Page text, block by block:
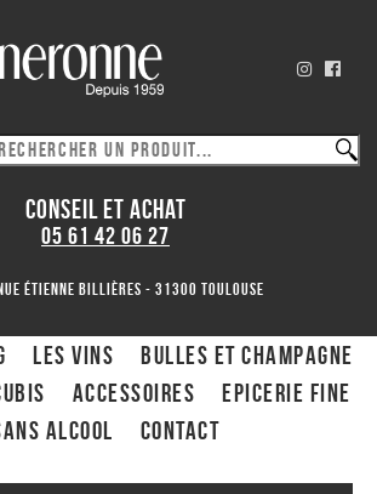
CONSEIL ET ACHAT
05 61 42 06 27
Étienne Billières - 31300 toulouse
Les Vins
Bulles et Champagne
ACCESSOIRES
Epicerie fine
alcool
Contact